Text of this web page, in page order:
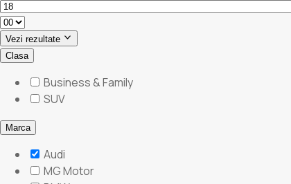
Vezi rezultate
Clasa
Business & Family
SUV
Marca
Audi
MG Motor